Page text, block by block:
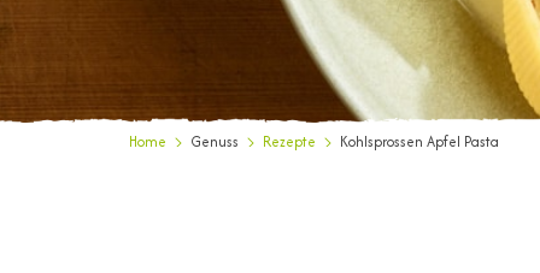
Home Genuss Rezepte Kohlsprossen Apfel Pasta